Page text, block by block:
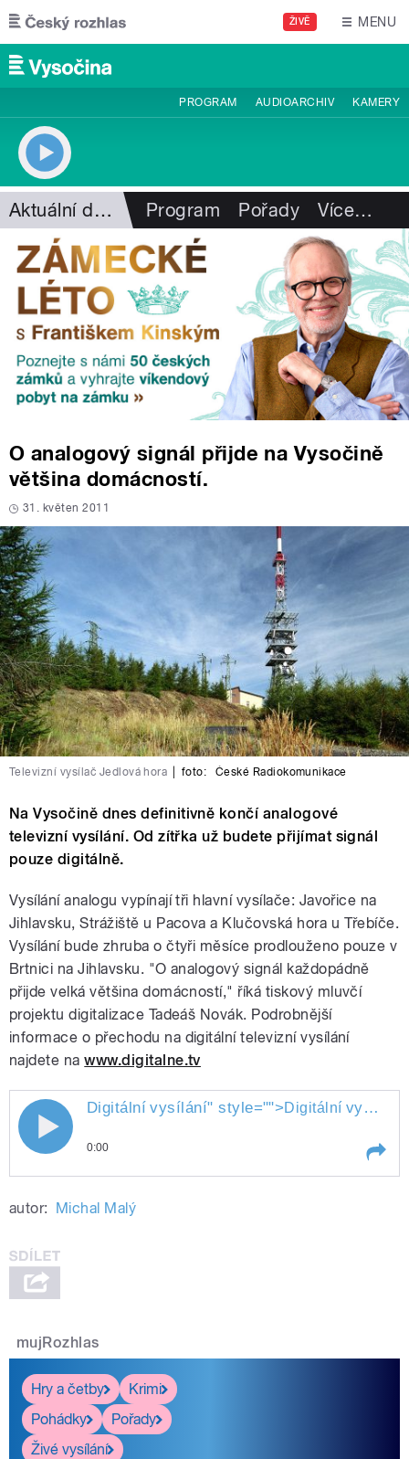
Přejít k hlavnímu obsahu
ŽIVĚ MENU
PROGRAM AUDIOARCHIV KAMERY
Aktuální dění Program Pořady Více…
O analogový signál přijde na Vysočině
většina domácností.
31. květen 2011
Televizní vysílač Jedlová hora foto: České Radiokomunikace
Na Vysočině dnes definitivně končí analogové
televizní vysílání. Od zítřka už budete přijímat signál
pouze digitálně.
Vysílání analogu vypínají tři hlavní vysílače: Javořice na
Jihlavsku, Strážiště u Pacova a Klučovská hora u Třebíče.
Vysílání bude zhruba o čtyři měsíce prodlouženo pouze v
Brtnici na Jihlavsku. "O analogový signál každopádně
přijde velká většina domácností," říká tiskový mluvčí
projektu digitalizace Tadeáš Novák. Podrobnější
informace o přechodu na digitální televizní vysílání
najdete nawww.digitalne.tv
pause
Digitální vysílání" style="">Digitální vysílání
0:00
autor: Michal Malý
mujRozhlas
Hry a četby
Krimi
Pohádky
Pořady
Živé vysílání